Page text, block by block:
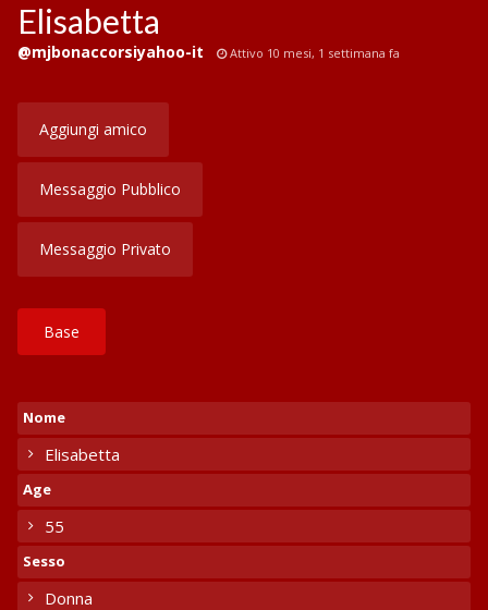
Elisabetta
@mjbonaccorsiyahoo-it Attivo 10 mesi, 1 settimana fa
Aggiungi amico
Messaggio Pubblico
Messaggio Privato
Base
Nome
Elisabetta
Age
55
Sesso
Donna